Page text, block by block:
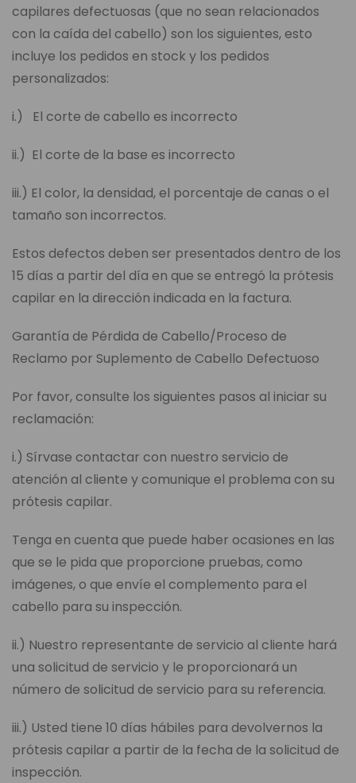
capilares defectuosas (que no sean relacionados
con la caída del cabello) son los siguientes, esto
incluye los pedidos en stock y los pedidos
personalizados:
i.) El corte de cabello es incorrecto
ii.) El corte de la base es incorrecto
iii.) El color, la densidad, el porcentaje de canas o el
tamaño son incorrectos.
Estos defectos deben ser presentados dentro de los
15 días a partir del día en que se entregó la prótesis
capilar en la dirección indicada en la factura.
Garantía de Pérdida de Cabello/Proceso de
Reclamo por Suplemento de Cabello Defectuoso
Por favor, consulte los siguientes pasos al iniciar su
reclamación:
i.) Sírvase contactar con nuestro servicio de
atención al cliente y comunique el problema con su
prótesis capilar.
Tenga en cuenta que puede haber ocasiones en las
que se le pida que proporcione pruebas, como
imágenes, o que envíe el complemento para el
cabello para su inspección.
ii.) Nuestro representante de servicio al cliente hará
una solicitud de servicio y le proporcionará un
número de solicitud de servicio para su referencia.
iii.) Usted tiene 10 días hábiles para devolvernos la
prótesis capilar a partir de la fecha de la solicitud de
inspección.